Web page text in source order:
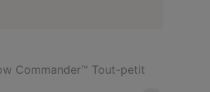
Commander™ Tout-petit